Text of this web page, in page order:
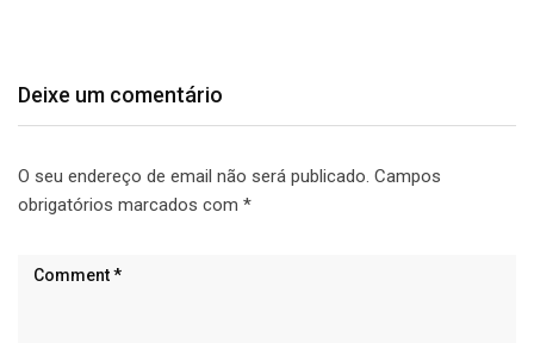
Deixe um comentário
O seu endereço de email não será publicado. Campos
obrigatórios marcados com *